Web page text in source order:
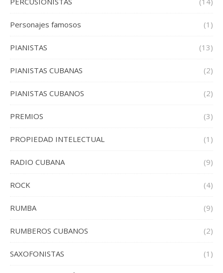
Personajes famosos (1)
PIANISTAS (13)
PIANISTAS CUBANAS (2)
PIANISTAS CUBANOS (2)
PREMIOS (3)
PROPIEDAD INTELECTUAL (1)
RADIO CUBANA (9)
ROCK (4)
RUMBA (9)
RUMBEROS CUBANOS (2)
SAXOFONISTAS (1)